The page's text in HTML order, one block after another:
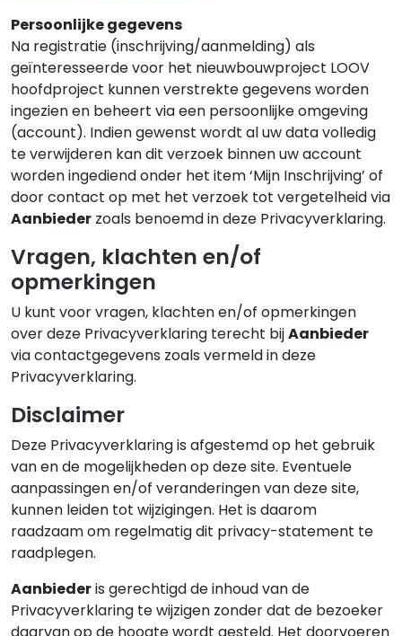
Persoonlijke gegevens
Na registratie (inschrijving/aanmelding) als
geïnteresseerde voor het nieuwbouwproject LOOV
hoofdproject kunnen verstrekte gegevens worden
ingezien en beheert via een persoonlijke omgeving
(account). Indien gewenst wordt al uw data volledig
te verwijderen kan dit verzoek binnen uw account
worden ingediend onder het item ‘Mijn Inschrijving’ of
door contact op met het verzoek tot vergetelheid via
Aanbieder zoals benoemd in deze Privacyverklaring.
Vragen, klachten en/of
opmerkingen
U kunt voor vragen, klachten en/of opmerkingen
over deze Privacyverklaring terecht bijAanbieder
via contactgegevens zoals vermeld in deze
Privacyverklaring.
Disclaimer
Deze Privacyverklaring is afgestemd op het gebruik
van en de mogelijkheden op deze site. Eventuele
aanpassingen en/of veranderingen van deze site,
kunnen leiden tot wijzigingen. Het is daarom
raadzaam om regelmatig dit privacy-statement te
raadplegen.
Aanbiederis gerechtigd de inhoud van de
Privacyverklaring te wijzigen zonder dat de bezoeker